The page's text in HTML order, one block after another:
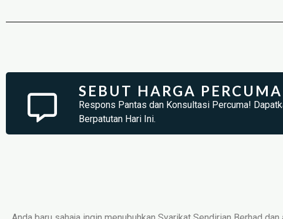
SEBUT HARGA PERCUMA
Respons Pantas dan Konsultasi Percuma!
Berpatutan Hari Ini.